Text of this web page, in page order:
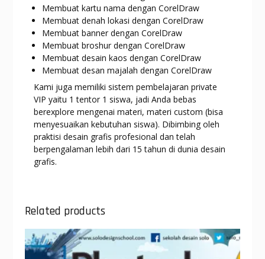
Membuat kartu nama dengan CorelDraw
Membuat denah lokasi dengan CorelDraw
Membuat banner dengan CorelDraw
Membuat broshur dengan CorelDraw
Membuat desain kaos dengan CorelDraw
Membuat desan majalah dengan CorelDraw
Kami juga memiliki sistem pembelajaran private
VIP yaitu 1 tentor 1 siswa, jadi Anda bebas
berexplore mengenai materi, materi custom (bisa
menyesuaikan kebutuhan siswa). Dibimbing oleh
praktisi desain grafis profesional dan telah
berpengalaman lebih dari 15 tahun di dunia desain
grafis.
Related products